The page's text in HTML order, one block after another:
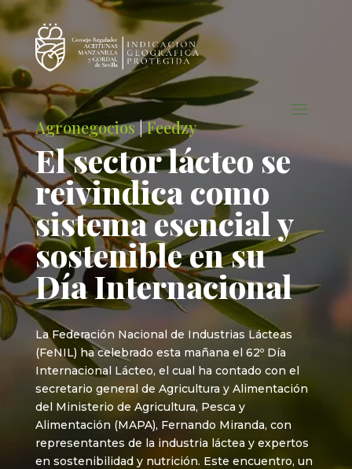
Agronegocios|Feedzy
El sector lácteo se
reivindica como
sistema esencial y
sostenible en su
Día Internacional
La Federación Nacional de Industrias Lácteas
(FeNIL) ha celebrado esta mañana el 62º Día
Internacional Lácteo, el cual ha contado con el
secretario general de Agricultura y Alimentación
del Ministerio de Agricultura, Pesca y
Alimentación (MAPA), Fernando Miranda, con
representantes de la industria láctea y expertos
en sostenibilidad y nutrición. Este encuentro, un